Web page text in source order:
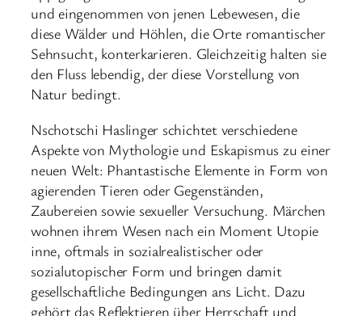
und eingenommen von jenen Lebewesen, die
diese Wälder und Höhlen, die Orte romantischer
Sehnsucht, konterkarieren. Gleichzeitig halten sie
den Fluss lebendig, der diese Vorstellung von
Natur bedingt.
Nschotschi Haslinger schichtet verschiedene
Aspekte von Mythologie und Eskapismus zu einer
neuen Welt: Phantastische Elemente in Form von
agierenden Tieren oder Gegenständen,
Zaubereien sowie sexueller Versuchung. Märchen
wohnen ihrem Wesen nach ein Moment Utopie
inne, oftmals in sozialrealistischer oder
sozialutopischer Form und bringen damit
gesellschaftliche Bedingungen ans Licht. Dazu
gehört das Reflektieren über Herrschaft und